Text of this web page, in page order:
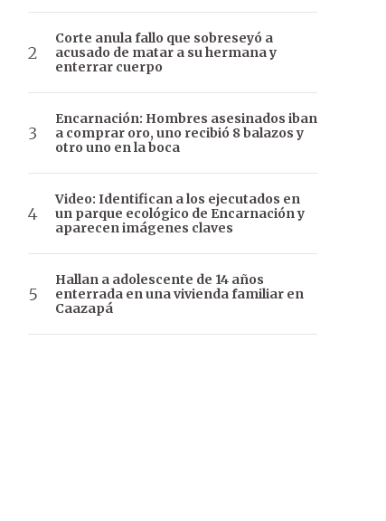
Corte anula fallo que sobreseyó a
acusado de matar a su hermana y
enterrar cuerpo
Encarnación: Hombres asesinados iban
a comprar oro, uno recibió 8 balazos y
otro uno en la boca
Video: Identifican a los ejecutados en
un parque ecológico de Encarnación y
aparecen imágenes claves
Hallan a adolescente de 14 años
enterrada en una vivienda familiar en
Caazapá